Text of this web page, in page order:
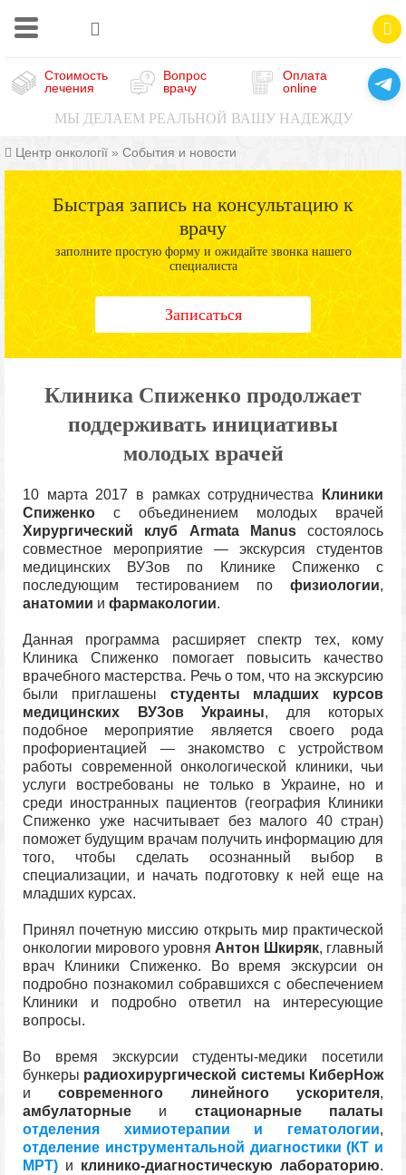
Стоимость
лечения
Вопрос
врачу
Оплата
online
МЫ ДЕЛАЕМ РЕАЛЬНОЙ ВАШУ НАДЕЖДУ
Центр онкології » События и новости
Быстрая запись на консультацию к
врачу
заполните простую форму и ожидайте звонка нашего
специалиста
Записаться
Клиника Спиженко продолжает
поддерживать инициативы
молодых врачей
10 марта 2017 в рамках сотрудничества
Клиники
Спиженко с объединением молодых врачей
Хирургический клуб Armata Manusсостоялось
совместное мероприятие — экскурсия студентов
медицинских ВУЗов по Клинике Спиженко с
последующим тестированием по физиологии,
анатомии и фармакологии.
Данная программа расширяет спектр тех, кому
Клиника Спиженко помогает повысить качество
врачебного мастерства. Речь о том, что на экскурсию
были приглашены студенты младших курсов
медицинских ВУЗов Украины, для которых
подобное мероприятие является своего рода
профориентацией — знакомство с устройством
работы современной онкологической клиники, чьи
услуги востребованы не только в Украине, но и
среди иностранных пациентов (география Клиники
Спиженко уже насчитывает без малого 40 стран)
поможет будущим врачам получить информацию для
того, чтобы сделать осознанный выбор в
специализации, и начать подготовку к ней еще на
младших курсах.
Принял почетную миссию открыть мир практической
онкологии мирового уровня Антон Шкиряк, главный
врач Клиники Спиженко. Во время экскурсии он
подробно познакомил собравшихся с обеспечением
Клиники и подробно ответил на интересующие
вопросы.
Во время экскурсии студенты-медики посетили
бункеры радиохирургической системы КиберНож
исовременного линейного ускорителя,
амбулаторные и стационарные палаты
отделения химиотерапии и гематологии,
отделение инструментальной диагностики (КТ и
МРТ) и клинико-диагностическую лабораторию.